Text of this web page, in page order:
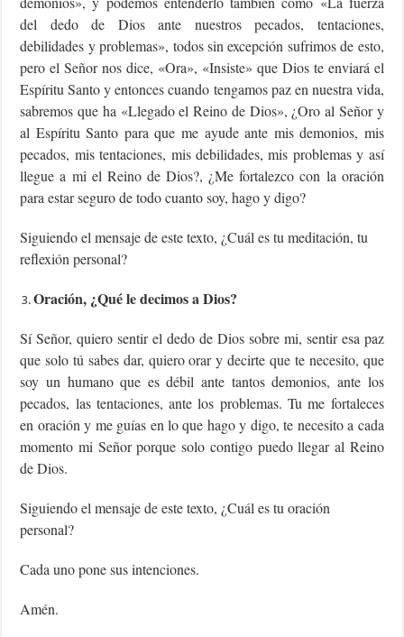
del dedo de Dios ante nuestros pecados, tentaciones,
debilidades y problemas», todos sin excepción sufrimos de esto,
pero el Señor nos dice, «Ora», «Insiste» que Dios te enviará el
Espíritu Santo y entonces cuando tengamos paz en nuestra vida,
sabremos que ha «Llegado el Reino de Dios», ¿Oro al Señor y
al Espíritu Santo para que me ayude ante mis demonios, mis
pecados, mis tentaciones, mis debilidades, mis problemas y así
llegue a mi el Reino de Dios?, ¿Me fortalezco con la oración
para estar seguro de todo cuanto soy, hago y digo?
Siguiendo el mensaje de este texto, ¿Cuál es tu meditación, tu
reflexión personal?
Oración, ¿Qué le decimos a Dios?
Sí Señor, quiero sentir el dedo de Dios sobre mi, sentir esa paz
que solo tú sabes dar, quiero orar y decirte que te necesito, que
soy un humano que es débil ante tantos demonios, ante los
pecados, las tentaciones, ante los problemas. Tu me fortaleces
en oración y me guías en lo que hago y digo, te necesito a cada
momento mi Señor porque solo contigo puedo llegar al Reino
de Dios.
Siguiendo el mensaje de este texto, ¿Cuál es tu oración
personal?
Cada uno pone sus intenciones.
Amén.